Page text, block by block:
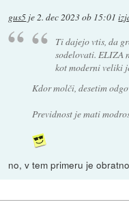
gus5 je2. dec 2023 ob 15:01
Ti dajejo vtis, da
sodelovati. ELIZA
kot moderni veliki
Kdor molči, desetim
Previdnost je mati
no, v tem primeru je